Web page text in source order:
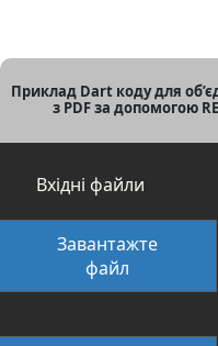
Приклад Dart коду для
з PDF за допомогою
Вхідні файли
Завантажте
файл